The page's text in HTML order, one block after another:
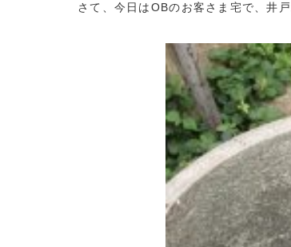
さて、今日はOBのお客さま宅で、井